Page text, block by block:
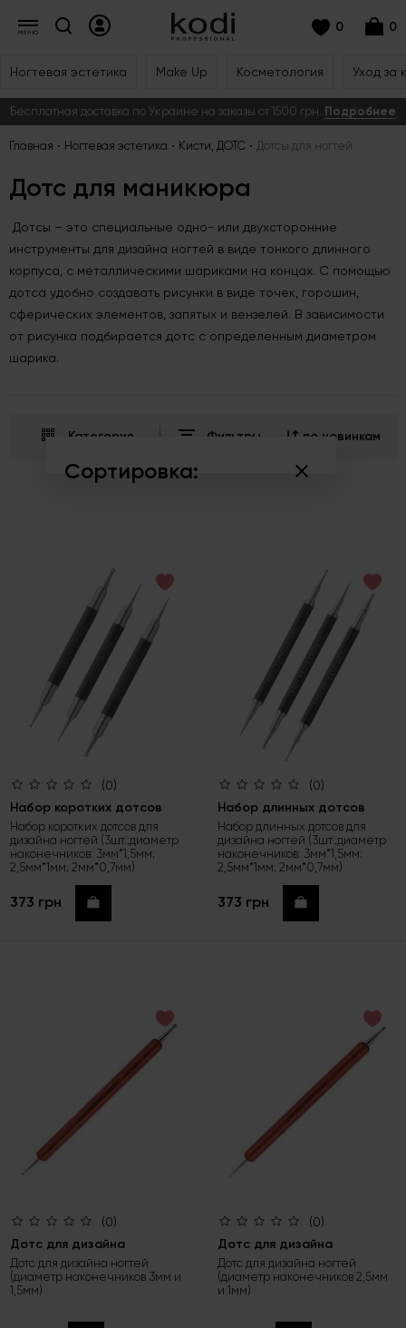
0 0
Ногтевая эстетика Make Up Косметология Уход за
Бесплатная доставка по Украине на заказы от 1500 грн. Подробнее
Главная Ногтевая эстетика Кисти, ДОТС Дотсы для ногтей
Дотс для маникюра
Дотсы – это специальные одно- или двухсторонние
инструменты для дизайна ногтей в виде тонкого длинного
корпуса, с металлическими шариками на концах. С помощью
дотса удобно создавать рисунки в виде точек, горошин,
сферических элементов, запятых и вензелей. В зависимости
от рисунка подбирается дотс с определенным диаметром
шарика.
Категория Фильтры по новинкам
Сортировка:
по возрастанию цены
по убыванию цены
по новинкам
(0)
Набор коротких дотсов
Набор коротких дотсов для
дизайна ногтей (3шт.;диаметр
наконечников: 3мм*1,5мм;
2,5мм*1мм; 2мм*0,7мм)
373 грн Купить
(0)
Набор длинных дотсов
Набор длинных дотсов для
дизайна ногтей (3шт.;диаметр
наконечников: 3мм*1,5мм;
2,5мм*1мм; 2мм*0,7мм)
373 грн Купить
(0)
Дотс для дизайна
Дотс для дизайна ногтей
(диаметр наконечников 3мм и
1,5мм)
(0)
Дотс для дизайна
Дотс для дизайна ногтей
(диаметр наконечников 2,5мм
и 1мм)